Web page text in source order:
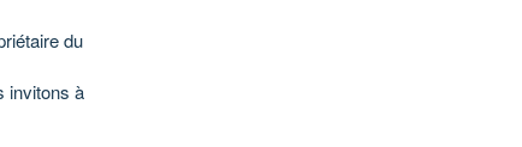
du
invitons à